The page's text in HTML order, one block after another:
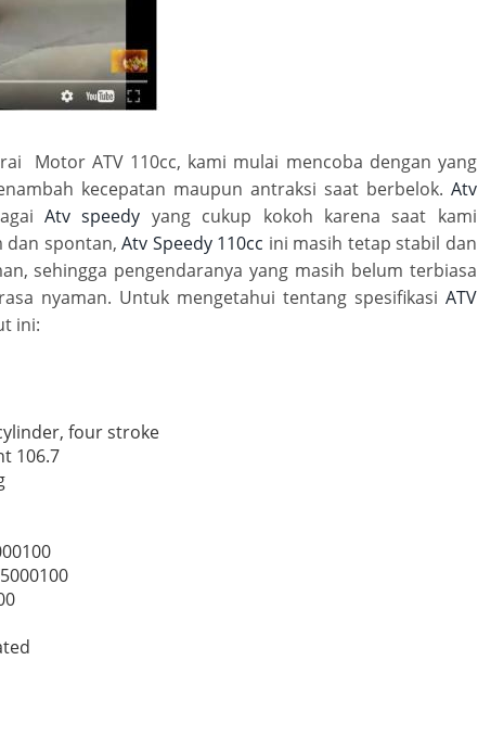
Motor ATV 110cc, kami mulai mencoba dengan yang
kecepatan maupun antraksi saat berbelok. Atv
Atv speedy yang cukup kokoh karena saat kami
dan spontan,Atv Speedy 110cc ini masih tetap stabil dan
sehingga pengendaranya yang masih belum terbiasa
nyaman. Untuk mengetahui tentang spesifikasi ATV
ini:
four stroke
106.7